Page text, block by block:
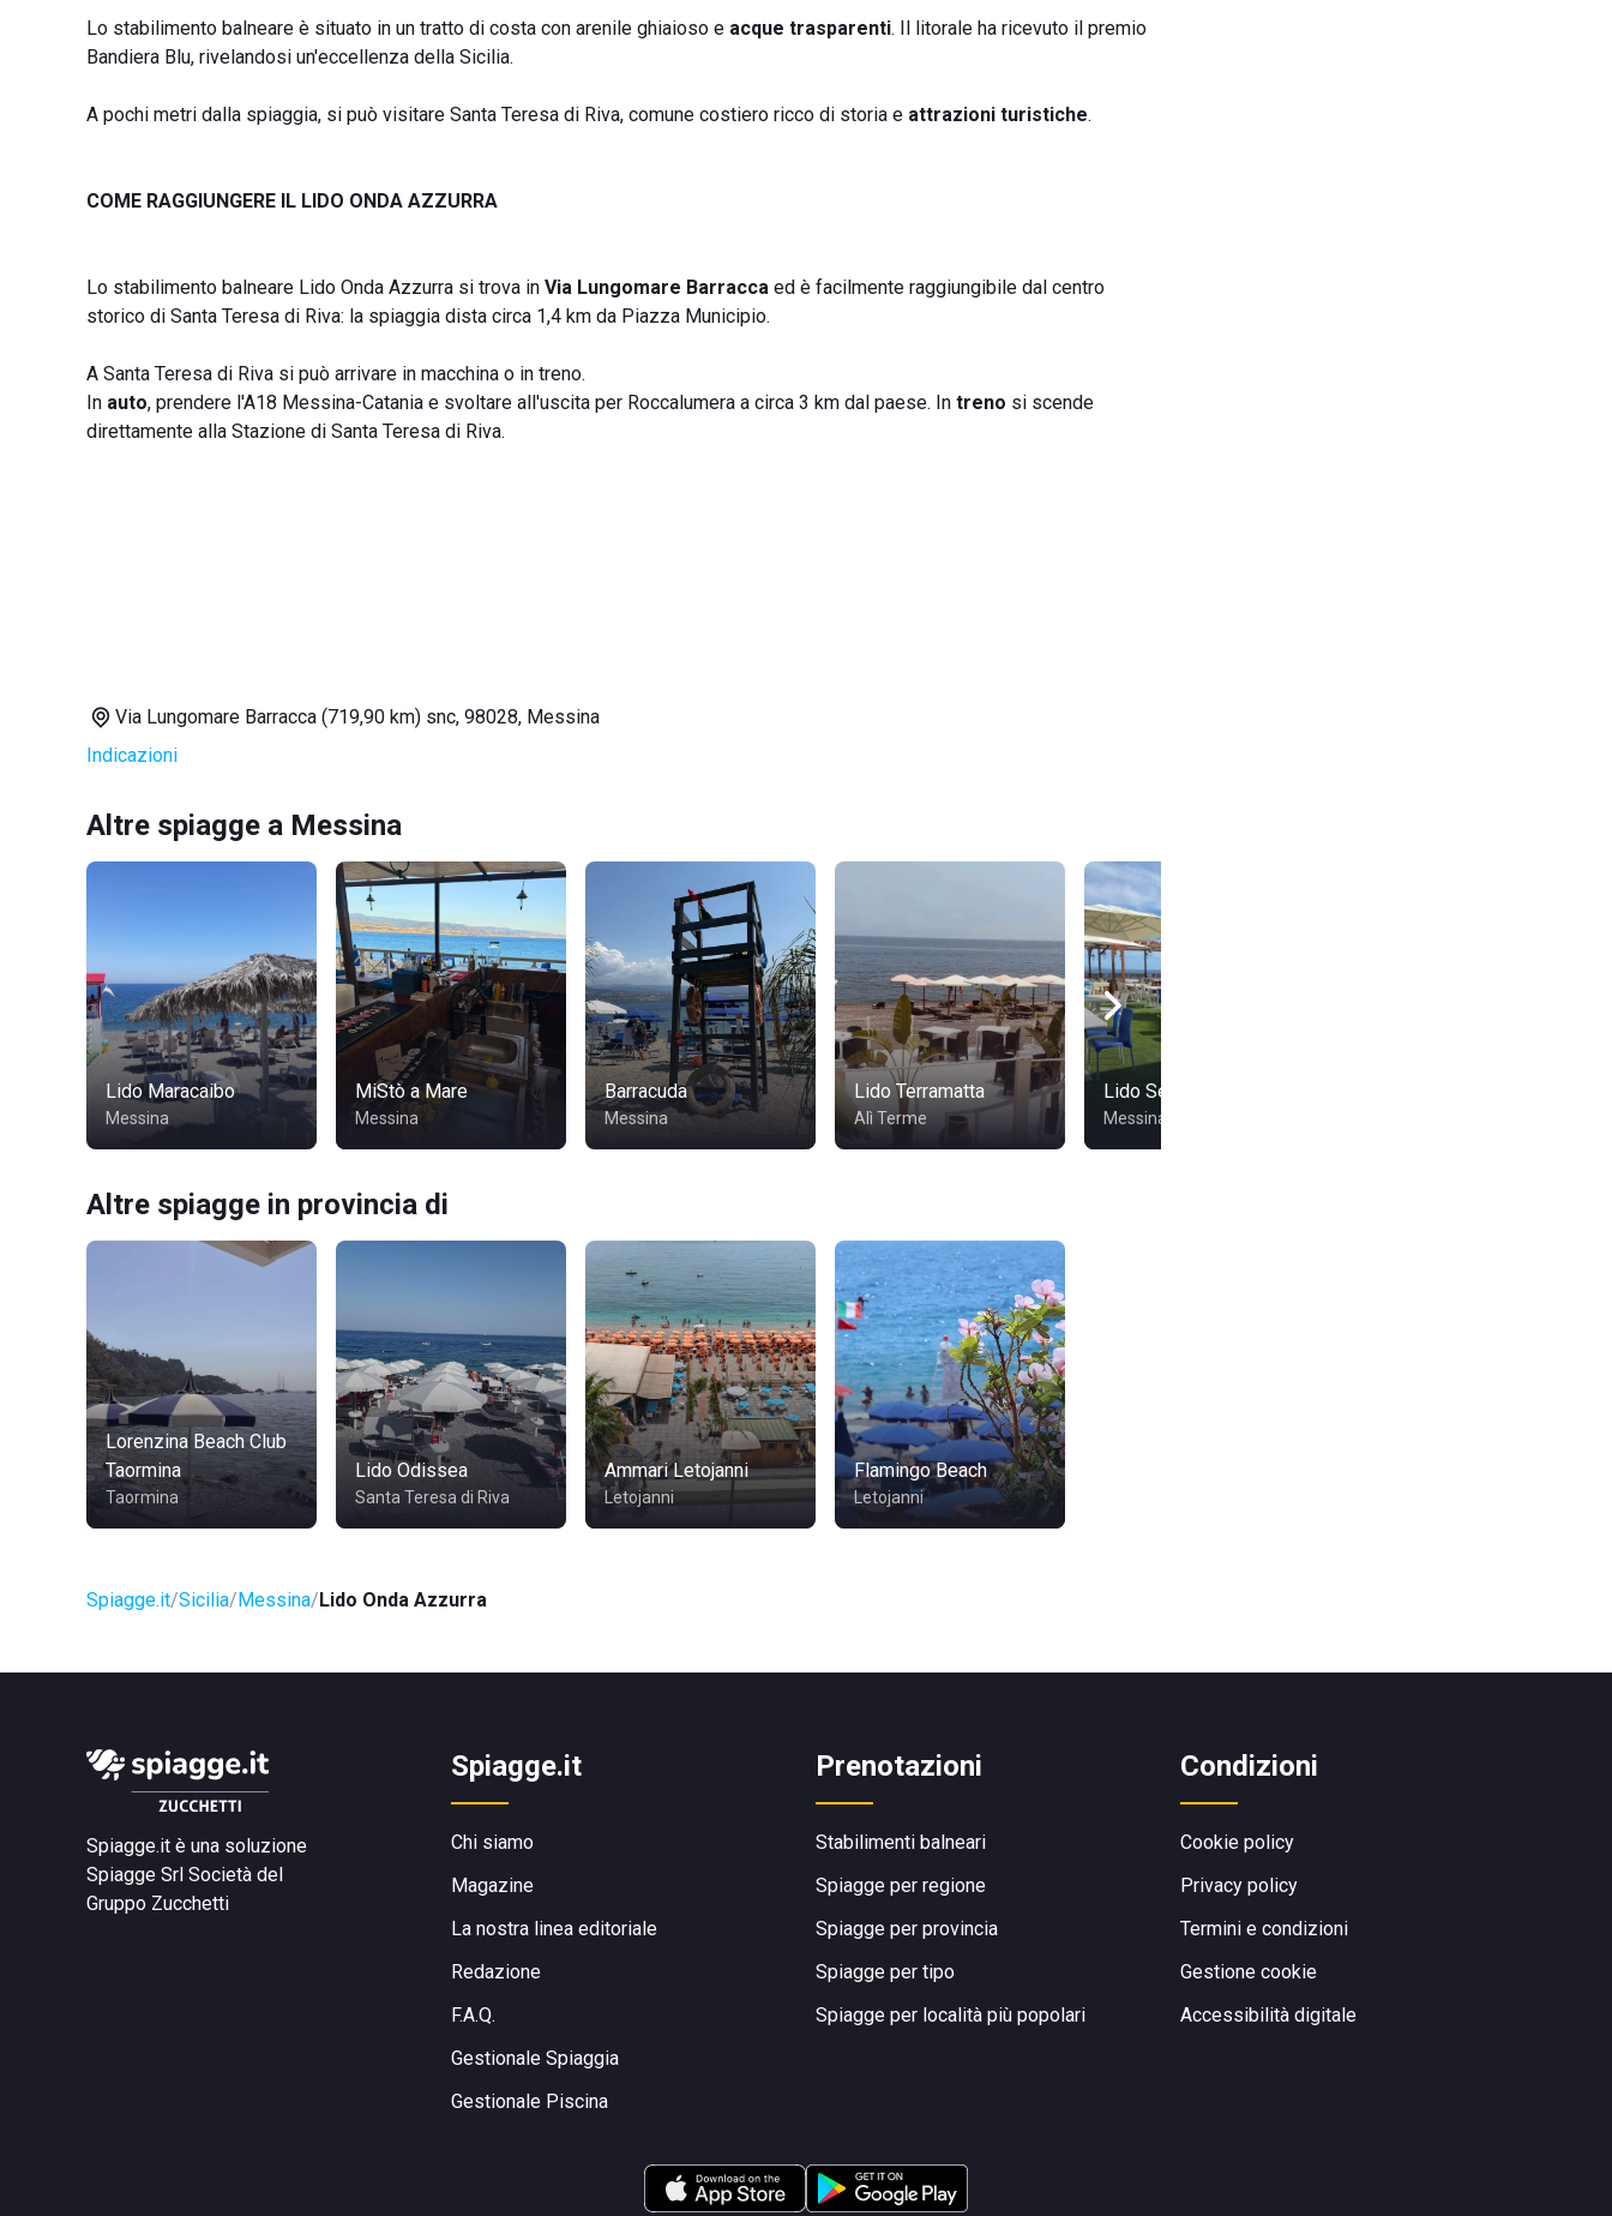
Lo stabilimento balneare è situato in un tratto di costa con arenile ghiaioso e acque trasparenti. Il litorale ha ricevuto il premio
Bandiera Blu, rivelandosi un'eccellenza della Sicilia.
A pochi metri dalla spiaggia, si può visitare Santa Teresa di Riva, comune costiero ricco di storia e attrazioni turistiche.
COME RAGGIUNGERE IL LIDO ONDA AZZURRA
Lo stabilimento balneare Lido Onda Azzurra si trova in Via Lungomare Barracca ed è facilmente raggiungibile dal centro
storico di Santa Teresa di Riva: la spiaggia dista circa 1,4 km da Piazza Municipio.
A Santa Teresa di Riva si può arrivare in macchina o in treno.
In auto, prendere l'A18 Messina-Catania e svoltare all'uscita per Roccalumera a circa 3 km dal paese. In treno si scende
direttamente alla Stazione di Santa Teresa di Riva.
Via Lungomare Barracca (719,90 km) snc, 98028, Messina
Indicazioni
Altre spiagge a Messina
Lido Maracaibo
Messina
MiStò a Mare
Messina
Barracuda
Messina
Lido Terramatta
Alì Terme
Lido Sea's Sport
Messina
Altre spiagge in provincia di
Lorenzina Beach Club
Taormina
Taormina
Lido Odissea
Santa Teresa di Riva
Ammari Letojanni
Letojanni
Flamingo Beach
Letojanni
Spiagge.it Sicilia Messina Lido Onda Azzurra
Spiagge.it è una soluzione
Spiagge Srl Società del
Gruppo Zucchetti
Spiagge.it
Chi siamo
Magazine
La nostra linea editoriale
Redazione
F.A.Q.
Gestionale Spiaggia
Gestionale Piscina
Prenotazioni
Stabilimenti balneari
Spiagge per regione
Spiagge per provincia
Spiagge per tipo
Spiagge per località più popolari
Condizioni
Cookie policy
Privacy policy
Termini e condizioni
Gestione cookie
Accessibilità digitale